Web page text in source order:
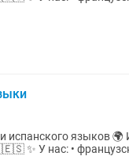
языков 🌍 Изучайте сразу 3